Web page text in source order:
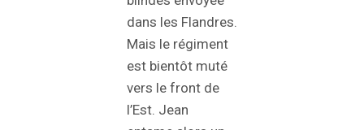
dans les Flandres.
Mais le régiment
est bientôt muté
vers le front de
l’Est. Jean